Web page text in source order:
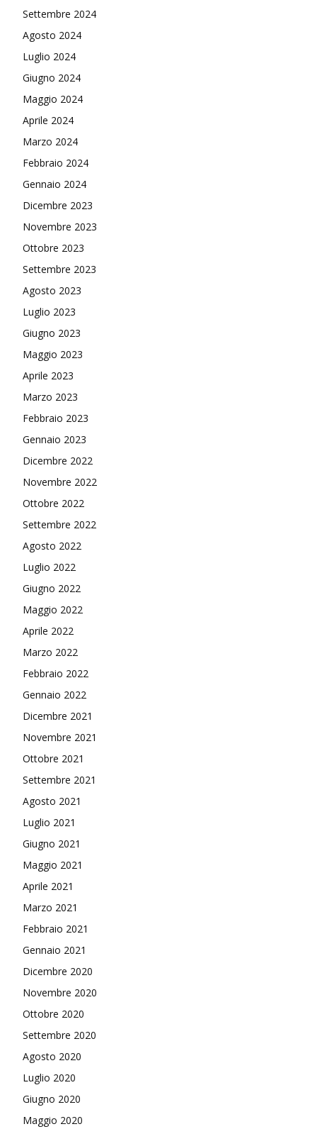
Settembre 2024
Agosto 2024
Luglio 2024
Giugno 2024
Maggio 2024
Aprile 2024
Marzo 2024
Febbraio 2024
Gennaio 2024
Dicembre 2023
Novembre 2023
Ottobre 2023
Settembre 2023
Agosto 2023
Luglio 2023
Giugno 2023
Maggio 2023
Aprile 2023
Marzo 2023
Febbraio 2023
Gennaio 2023
Dicembre 2022
Novembre 2022
Ottobre 2022
Settembre 2022
Agosto 2022
Luglio 2022
Giugno 2022
Maggio 2022
Aprile 2022
Marzo 2022
Febbraio 2022
Gennaio 2022
Dicembre 2021
Novembre 2021
Ottobre 2021
Settembre 2021
Agosto 2021
Luglio 2021
Giugno 2021
Maggio 2021
Aprile 2021
Marzo 2021
Febbraio 2021
Gennaio 2021
Dicembre 2020
Novembre 2020
Ottobre 2020
Settembre 2020
Agosto 2020
Luglio 2020
Giugno 2020
Maggio 2020